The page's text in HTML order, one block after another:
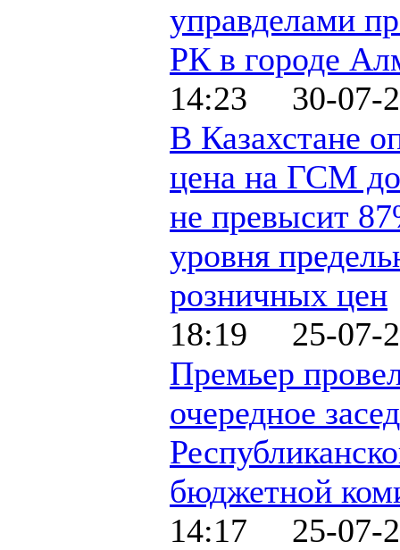
управделами
РК в городе
14:23 30-07-
В Казахстане
цена на ГСМ до
не превысит
уровня
розничных цен
18:19 25-07-
Премьер
очередное
бюджетной
14:17 25-07-